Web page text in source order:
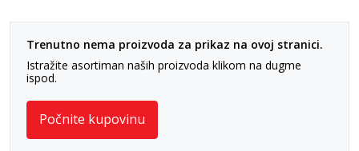
Trenutno nema proizvoda za prikaz na ovoj stranici.
Istražite asortiman naših proizvoda klikom na dugme
ispod.
Počnite kupovinu